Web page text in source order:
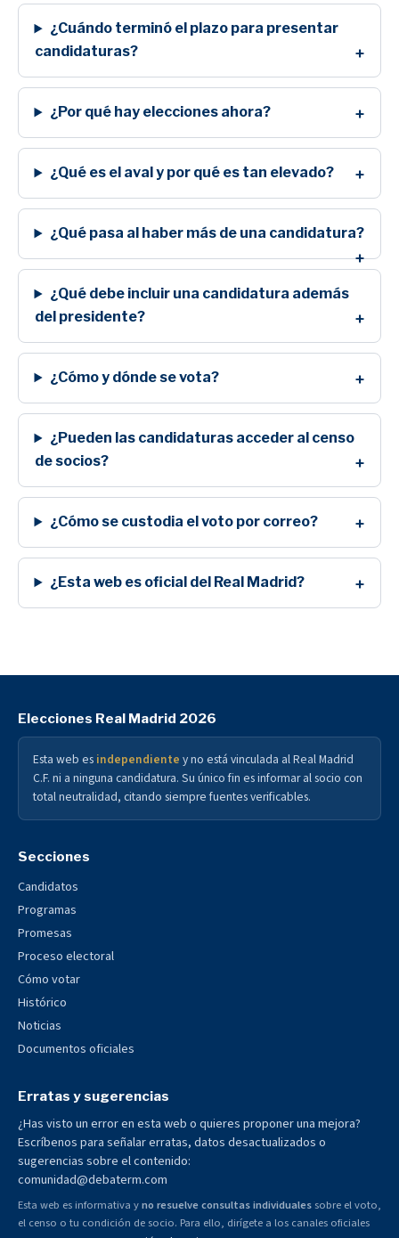
¿Cuándo terminó el plazo para presentar
candidaturas?
¿Por qué hay elecciones ahora?
¿Qué es el aval y por qué es tan elevado?
¿Qué pasa al haber más de una candidatura?
¿Qué debe incluir una candidatura además
del presidente?
¿Cómo y dónde se vota?
¿Pueden las candidaturas acceder al censo
de socios?
¿Cómo se custodia el voto por correo?
¿Esta web es oficial del Real Madrid?
Elecciones Real Madrid 2026
Esta web es independiente y no está vinculada al Real Madrid
C.F. ni a ninguna candidatura. Su único fin es informar al socio con
total neutralidad, citando siempre fuentes verificables.
Secciones
Candidatos
Programas
Promesas
Proceso electoral
Cómo votar
Histórico
Noticias
Documentos oficiales
Erratas y sugerencias
¿Has visto un error en esta web o quieres proponer una mejora?
Escríbenos para señalar erratas, datos desactualizados o
sugerencias sobre el contenido:
comunidad@debaterm.com
Esta web es informativa yno resuelve consultas individuales sobre el voto,
el censo o tu condición de socio. Para ello, dirígete a los canales oficiales